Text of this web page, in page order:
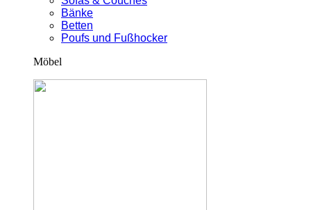
Bänke
Betten
Poufs und Fußhocker
Möbel